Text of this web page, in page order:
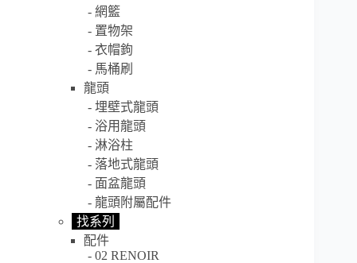
網籃
置物架
衣帽鉤
馬桶刷
龍頭
埋壁式龍頭
浴用龍頭
淋浴柱
落地式龍頭
面盆龍頭
龍頭附屬配件
找系列
配件
02 RENOIR